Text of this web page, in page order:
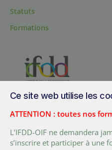
Statuts
Formations
Canada
Tél. :+ (1) 418 692 5727
Fax :+ (1) 418 692 5644
Ce site web utilise les
ATTENTION : toutes nos
L’IFDD-OIF ne demandera
s’inscrire et participer à une